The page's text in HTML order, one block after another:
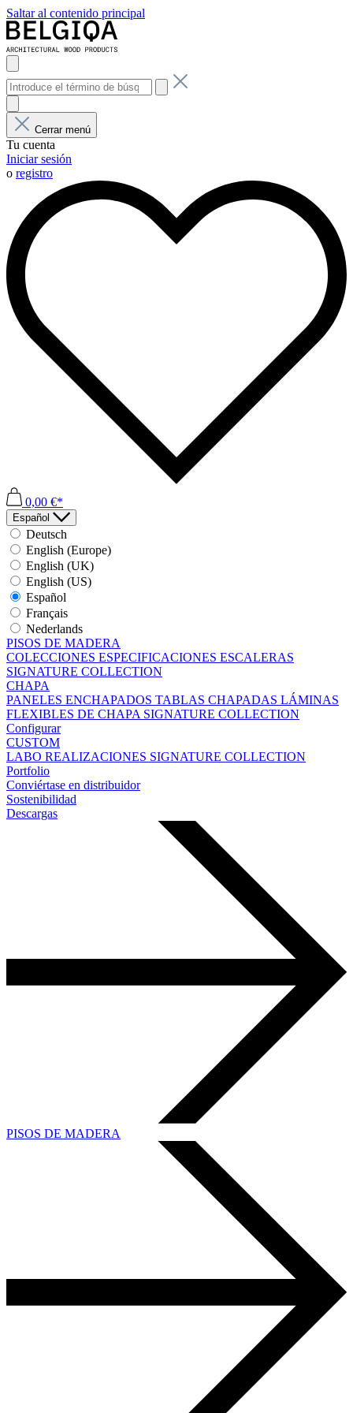
Saltar al contenido principal
Cerrar menú
Tu cuenta
Iniciar sesión
o registro
0,00 €*
Español
Deutsch
English (Europe)
English (UK)
English (US)
Español
Français
Nederlands
PISOS DE MADERA
COLECCIONES ESPECIFICACIONES ESCALERAS
SIGNATURE COLLECTION
CHAPA
PANELES ENCHAPADOS TABLAS CHAPADAS LÁMINAS
FLEXIBLES DE CHAPA SIGNATURE COLLECTION
Configurar
CUSTOM
LABO REALIZACIONES SIGNATURE COLLECTION
Portfolio
Conviértase en distribuidor
Sostenibilidad
Descargas
PISOS DE MADERA